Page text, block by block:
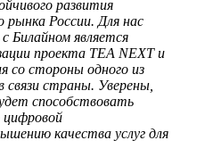
развития
рынка России. Для нас
Билайном является
проекта TEA NEXT и
со стороны одного из
связи страны. Уверены,
способствовать
качества услуг для